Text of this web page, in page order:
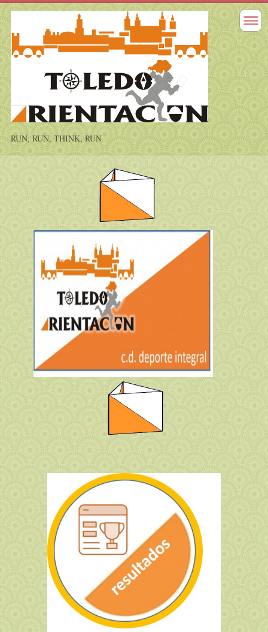
RUN, RUN, THINK, RUN